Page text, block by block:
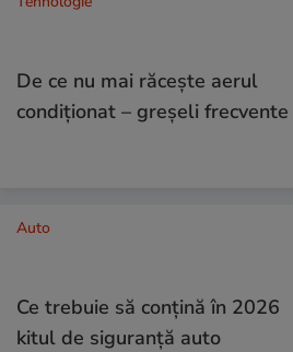
De ce nu mai răcește aerul
condiționat – greșeli frecvente
Auto
Ce trebuie să conţină în 2026
kitul de siguranţă auto